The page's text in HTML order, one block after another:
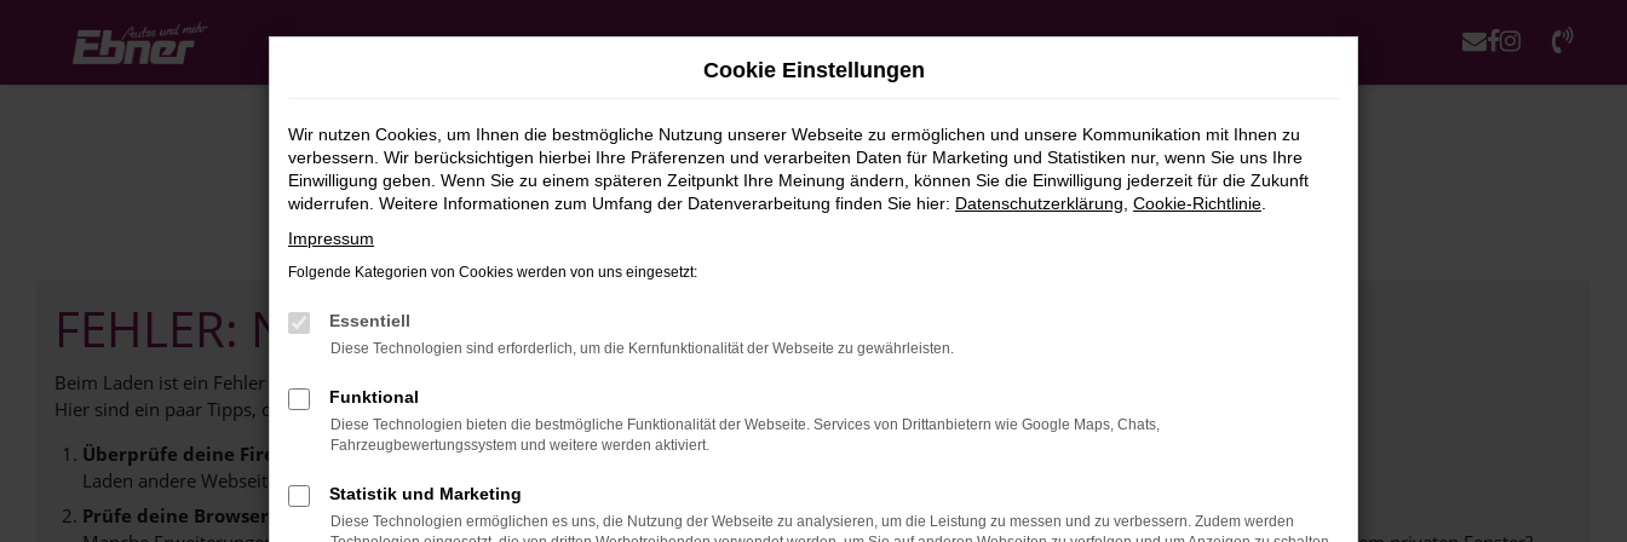
Hauptinhalt
springen
FEHLER: NETWORK ERROR
Beim Laden ist ein Fehler aufgetreten.
Hier sind ein paar Tipps, die dir helfen können:
Überprüfe deine Firewall und deine Internetverbindung.
Laden andere Webseiten, zum Beispiel deine Suchmaschine?
Prüfe deine Browsererweiterungen.
Cookie Einstellungen
Wir nutzen Cookies, um Ihnen die bestmögliche Nutzung unserer Webseite zu ermöglichen und unsere Kommunikation mit Ihnen zu
verbessern. Wir berücksichtigen hierbei Ihre Präferenzen und verarbeiten Daten für Marketing und Statistiken nur, wenn Sie uns Ihre
Einwilligung geben. Wenn Sie zu einem späteren Zeitpunkt Ihre Meinung ändern, können Sie die Einwilligung jederzeit für die Zukunft
widerrufen. Weitere Informationen zum Umfang der Datenverarbeitung finden Sie hier: Datenschutzerklärung Cookie-Richtlinie
Impressum
Folgende Kategorien von Cookies werden von uns eingesetzt:
Essentiell
Diese Technologien sind erforderlich, um die Kernfunktionalität der Webseite zu gewährleisten.
Funktional
Diese Technologien bieten die bestmögliche Funktionalität der Webseite. Services von Drittanbietern wie Google Maps, Chats,
Fahrzeugbewertungssystem und weitere werden aktiviert.
Statistik und Marketing
Diese Technologien ermöglichen es uns, die Nutzung der Webseite zu analysieren, um die Leistung zu messen und zu verbessern. Zudem werden